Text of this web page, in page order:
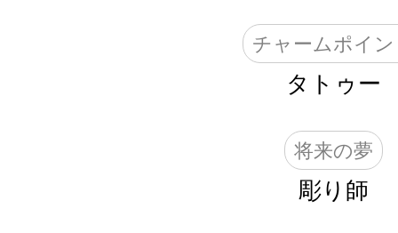
チャームポイ
タトゥー
将来の夢
彫り師